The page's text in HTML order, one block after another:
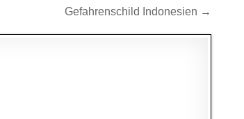
Gefahrenschild Indonesien →